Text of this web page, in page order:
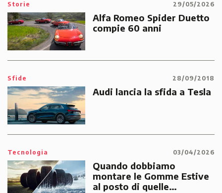
Storie 29/05/2026
Alfa Romeo Spider Duetto
compie 60 anni
Sfide 28/09/2018
Audi lancia la sfida a Tesla
Tecnologia 03/04/2026
Quando dobbiamo
montare le Gomme Estive
al posto di quelle